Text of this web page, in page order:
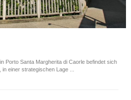
Porto Santa Margherita di Caorle befindet sich
einer strategischen Lage ...